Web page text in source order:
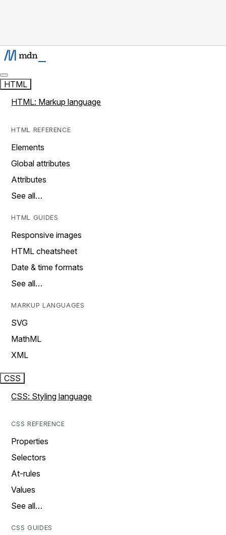
HTML
HTML: Markup language
HTML REFERENCE
Elements
Global attributes
Attributes
See all…
HTML GUIDES
Responsive images
HTML cheatsheet
Date & time formats
See all…
MARKUP LANGUAGES
SVG
MathML
XML
CSS
CSS: Styling language
CSS REFERENCE
Properties
Selectors
At-rules
Values
See all…
CSS GUIDES